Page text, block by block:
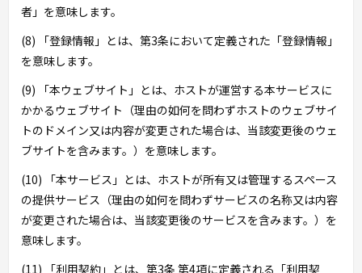
者」を意味します。
(8) 「登録情報」とは、第3条において定義された「登録情報」
を意味します。
(9) 「本ウェブサイト」とは、ホストが運営する本サービスに
かかるウェブサイト（理由の如何を問わずホストのウェブサイ
トのドメイン又は内容が変更された場合は、当該変更後のウェ
ブサイトを含みます。）を意味します。
(10) 「本サービス」とは、ホストが所有又は管理するスペース
の提供サービス（理由の如何を問わずサービスの名称又は内容
が変更された場合は、当該変更後のサービスを含みます。）を
意味します。
(11) 「利用契約」とは、第3条 第4項に定義される「利用契